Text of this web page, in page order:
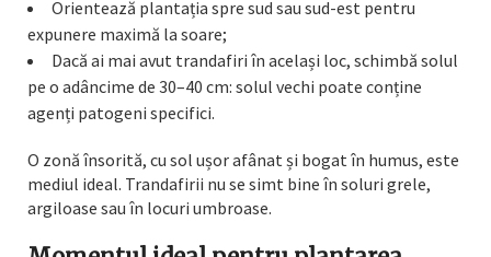
Orientează plantația spre sud sau sud-est pentru
expunere maximă la soare;
Dacă ai mai avut trandafiri în același loc, schimbă solul
pe o adâncime de 30–40 cm: solul vechi poate conține
agenți patogeni specifici.
O zonă însorită, cu sol ușor afânat și bogat în humus, este
mediul ideal. Trandafirii nu se simt bine în soluri grele,
argiloase sau în locuri umbroase.